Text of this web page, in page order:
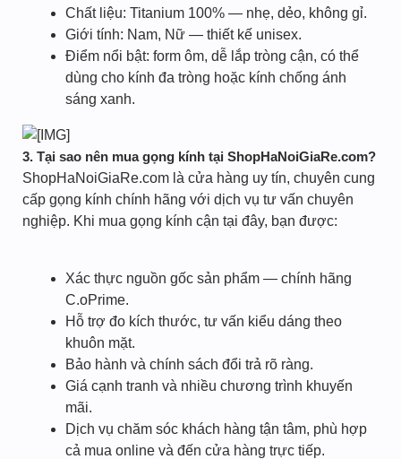
Chất liệu: Titanium 100% — nhẹ, dẻo, không gỉ.
Giới tính: Nam, Nữ — thiết kế unisex.
Điểm nổi bật: form ôm, dễ lắp tròng cận, có thể
dùng cho kính đa tròng hoặc kính chống ánh
sáng xanh.
3. Tại sao nên mua gọng kính tại ShopHaNoiGiaRe.com?
ShopHaNoiGiaRe.com là cửa hàng uy tín, chuyên cung
cấp gọng kính chính hãng với dịch vụ tư vấn chuyên
nghiệp. Khi mua gọng kính cận tại đây, bạn được:
Xác thực nguồn gốc sản phẩm — chính hãng
C.oPrime.
Hỗ trợ đo kích thước, tư vấn kiểu dáng theo
khuôn mặt.
Bảo hành và chính sách đổi trả rõ ràng.
Giá cạnh tranh và nhiều chương trình khuyến
mãi.
Dịch vụ chăm sóc khách hàng tận tâm, phù hợp
cả mua online và đến cửa hàng trực tiếp.